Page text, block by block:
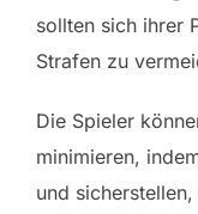
sollten sich ihrer
Strafen zu
Die Spieler
minimieren,
und